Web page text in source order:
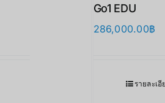
Go1 EDU
286,000.00฿
รายละเอี